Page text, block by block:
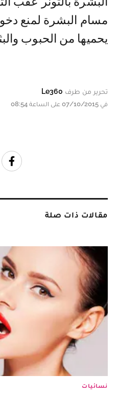
مسام البشرة لمنع
يحميها من الحبوب
تحرير من طرف Le360
في 07/10/2015 على الساعة 08:54
مقالات ذات صلة
نسائيات